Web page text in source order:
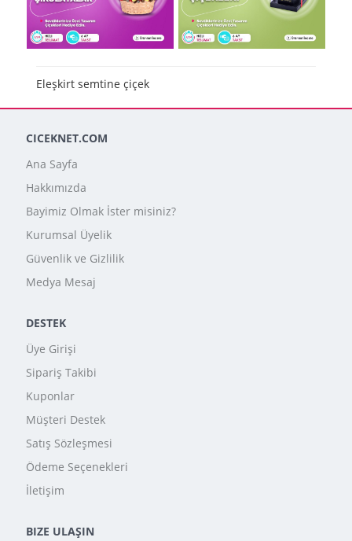
Eleşkirt semtine çiçek
CICEKNET.COM
Ana Sayfa
Hakkımızda
Bayimiz Olmak İster misiniz?
Kurumsal Üyelik
Güvenlik ve Gizlilik
Medya Mesaj
DESTEK
Üye Girişi
Sipariş Takibi
Kuponlar
Müşteri Destek
Satış Sözleşmesi
Ödeme Seçenekleri
İletişim
BIZE ULAŞIN